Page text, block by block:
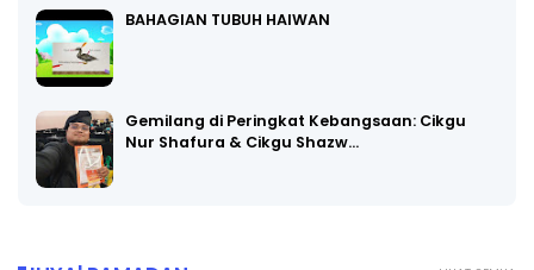
BAHAGIAN TUBUH HAIWAN
Gemilang di Peringkat Kebangsaan: Cikgu
Nur Shafura & Cikgu Shazw…